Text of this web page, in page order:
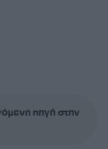
πηγή στην